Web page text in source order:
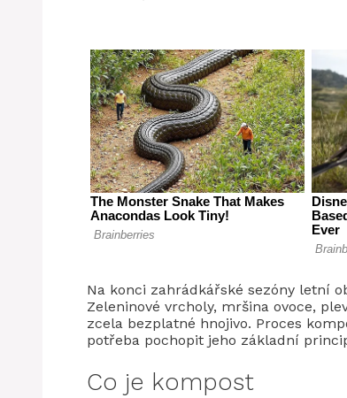
Na konci zahrádkářské sezóny letní
Zeleninové vrcholy, mršina ovoce,
zcela bezplatné hnojivo. Proces
potřeba pochopit jeho základní
Co je kompost